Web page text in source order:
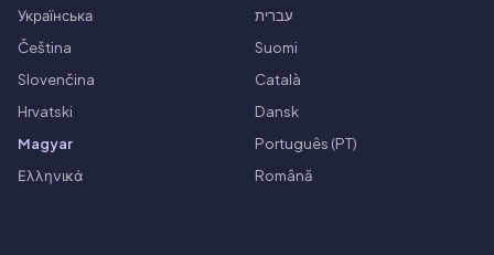
Українська
עברית
Čeština
Suomi
Slovenčina
Català
Hrvatski
Dansk
Magyar
Português (PT)
Ελληνικά
Română